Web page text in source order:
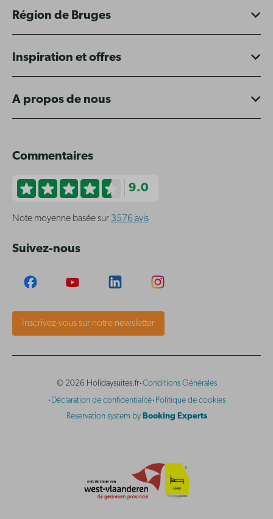
Région de Bruges
Inspiration et offres
A propos de nous
Commentaires
9.0
Note moyenne basée sur 3576 avis
Suivez-nous
Inscrivez-vous sur notre newsletter
© 2026 Holidaysuites.fr·Conditions Générales
· Déclaration de confidentialité· Politique de cookies
Reservation system by Booking Experts